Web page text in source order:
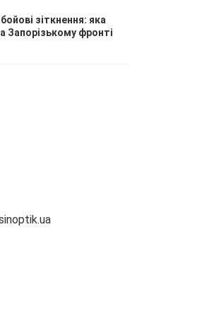
зіткнення: яка
Запорізькому фронті